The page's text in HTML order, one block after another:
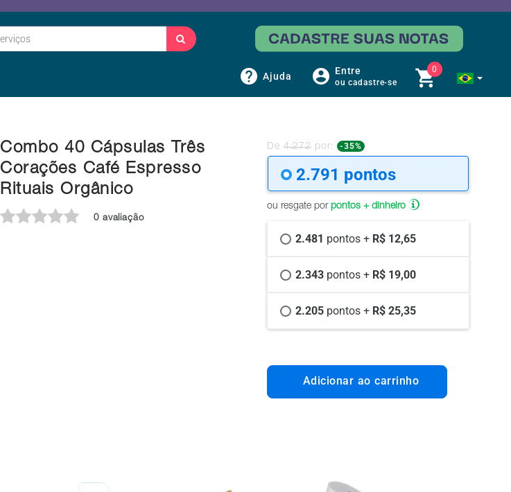
Ajuda Entre
ou cadastre-se
0
Combo 40 Cápsulas Três
Corações Café Espresso
Rituais Orgânico
0 avaliação
De 4.272 por: -35%
2.791 pontos
ou resgate por pontos + dinheiro
2.481 pontos + R$ 12,65
2.343 pontos + R$ 19,00
2.205 pontos + R$ 25,35
Adicionar ao carrinho